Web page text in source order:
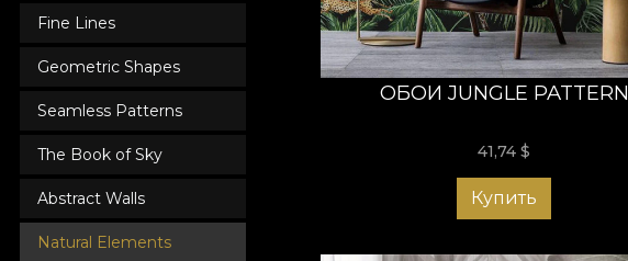
Fine Lines
Geometric Shapes
Seamless Patterns
The Book of Sky
Abstract Walls
Natural Elements
ОБОИ JUNGLE PATTERN
41,74$
Купить